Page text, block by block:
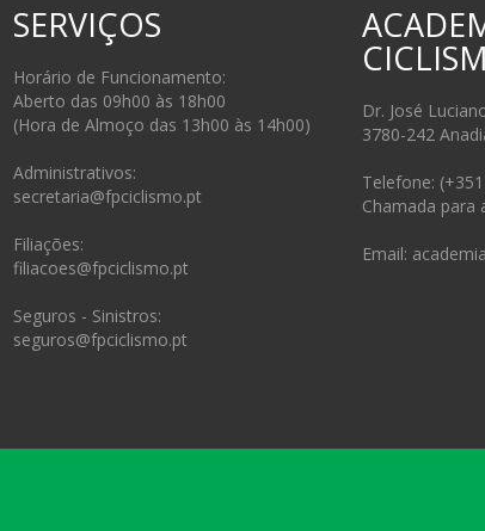
SERVIÇOS
Horário de Funcionamento:
Aberto das 09h00 às 18h00
(Hora de Almoço das 13h00 às 14h00)
Administrativos:
secretaria@fpciclismo.pt
Filiações:
filiacoes@fpciclismo.pt
Seguros - Sinistros:
seguros@fpciclismo.pt
Dr. José
3780-242
Telefone:
Chamada para
Email: